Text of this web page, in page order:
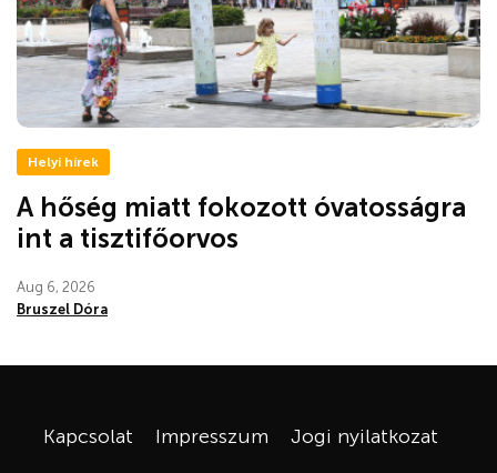
Helyi hírek
A hőség miatt fokozott óvatosságra
int a tisztifőorvos
Aug 6, 2026
Bruszel Dóra
Kapcsolat Impresszum Jogi nyilatkozat